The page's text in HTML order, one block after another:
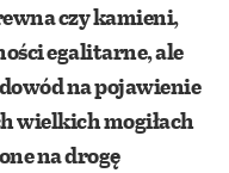
czy kamieni,
egalitarne, ale
na pojawienie
wielkich mogiłach
na drogę